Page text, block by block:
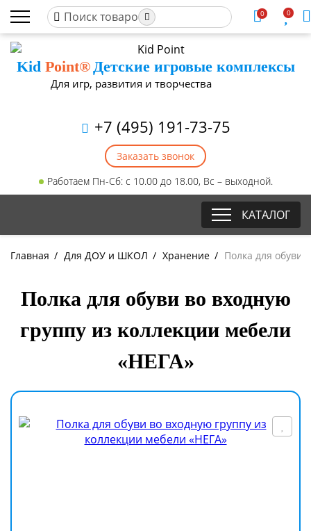
0 0
KidPoint®Детские игровые комплексы
Для игр, развития и творчества
+7 (495) 191-73-75
Заказать звонок
Работаем Пн-Сб: с 10.00 до 18.00, Вс – выходной.
КАТАЛОГ
Главная / Для ДОУ и ШКОЛ / Хранение / Полка для обуви
Полка для обуви во входную
группу из коллекции мебели
«НЕГА»